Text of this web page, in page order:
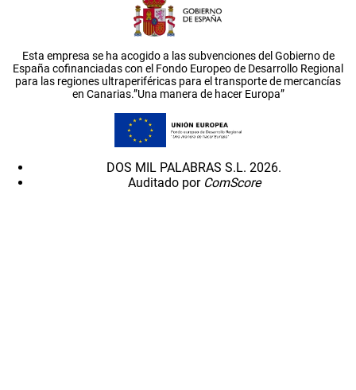
Esta empresa se ha acogido a las subvenciones del Gobierno de
España cofinanciadas con el Fondo Europeo de Desarrollo Regional
para las regiones ultraperiféricas para el transporte de mercancías
en Canarias.”Una manera de hacer Europa”
DOS MIL PALABRAS S.L. 2026.
Auditado por ComScore